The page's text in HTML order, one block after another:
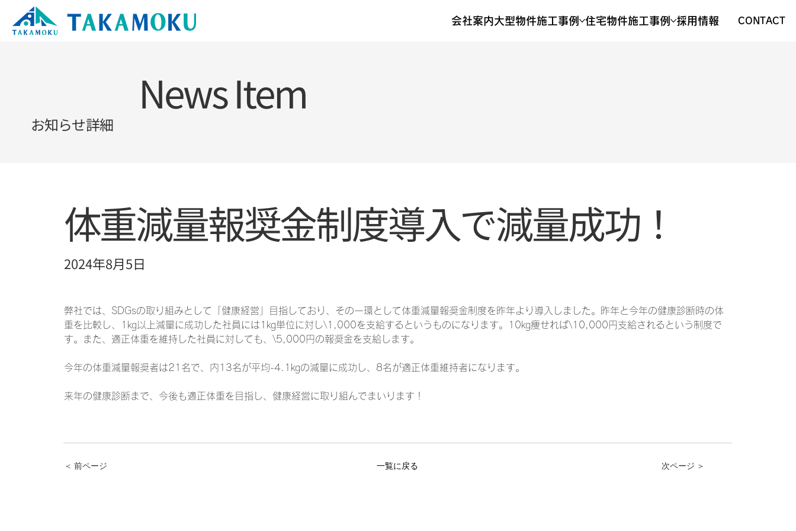
会社案内大型物件施工事例 住宅物件施工事例 採用情報 CONTACT
体重減量報奨金制度導入で減量成功！
2024年8月5日
弊社では、SDGsの取り組みとして「健康経営」目指しており、その一環として体重減量報奨金制度を昨年より導入しました。昨年と今年の健康診断時の体
重を比較し、1㎏以上減量に成功した社員には1㎏単位に対し\1,000を支給するというものになります。10㎏痩せれば\10,000円支給されるという制度で
す。また、適正体重を維持した社員に対しても、\5,000円の報奨金を支給します。
今年の体重減量報奨者は21名で、内13名が平均-4.1㎏の減量に成功し、8名が適正体重維持者になります。
来年の健康診断まで、今後も適正体重を目指し、健康経営に取り組んでまいります！
News Item
お知らせ詳細
＜ 前ページ 一覧に戻る 次ページ ＞